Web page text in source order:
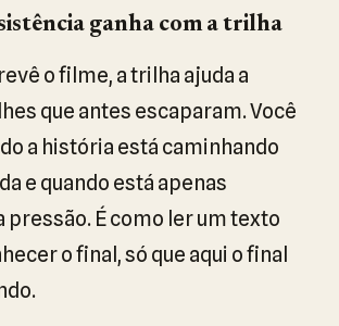
ganha com a trilha
o filme, a trilha ajuda a
que antes escaparam. Você
a história está caminhando
e quando está apenas
pressão. É como ler um texto
o final, só que aqui o final